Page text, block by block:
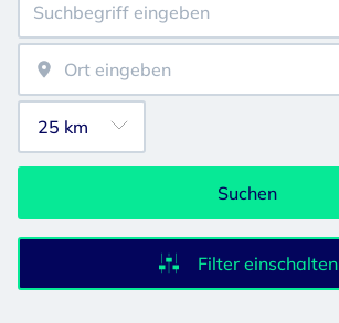
Suchen
Filter einschalten